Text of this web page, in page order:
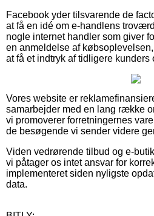
Facebook yder tilsvarende de
at få en idé om e-handlens
nogle internet handler som giver
en anmeldelse af
at få et indtryk af tidligere kunders
Vores website er
samarbejder med en lang række
vi promoverer forretningernes
de besøgende vi sender videre
Viden vedrørende tilbud og e-
vi påtager os intet ansvar for
implementeret siden nyligste
data.